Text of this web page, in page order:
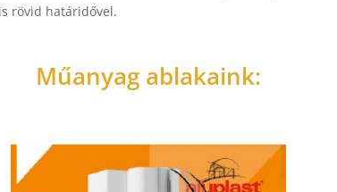
rövid határidővel.
Műanyag ablakaink: